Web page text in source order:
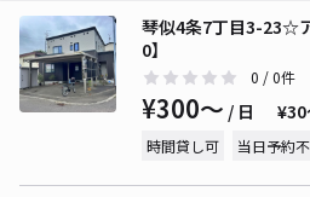
琴似4条7丁目3-23☆
0】
0 / 0件
¥300〜 / 日
時間貸し可 当日予約